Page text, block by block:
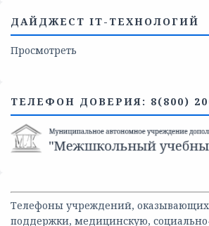
ДАЙДЖЕСТ IT-ТЕХНОЛОГИЙ
Просмотреть
ТЕЛЕФОН ДОВЕРИЯ: 8(800)